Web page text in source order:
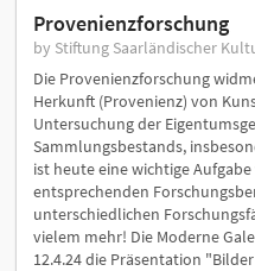
Provenienzforschung
by Stiftung Saarländischer
Die Provenienzforschung
Herkunft (Provenienz) von
Untersuchung der
Sammlungsbestands,
ist heute eine wichtige
entsprechenden
unterschiedlichen
vielem mehr! Die Moderne
12.4.24 die Präsentation